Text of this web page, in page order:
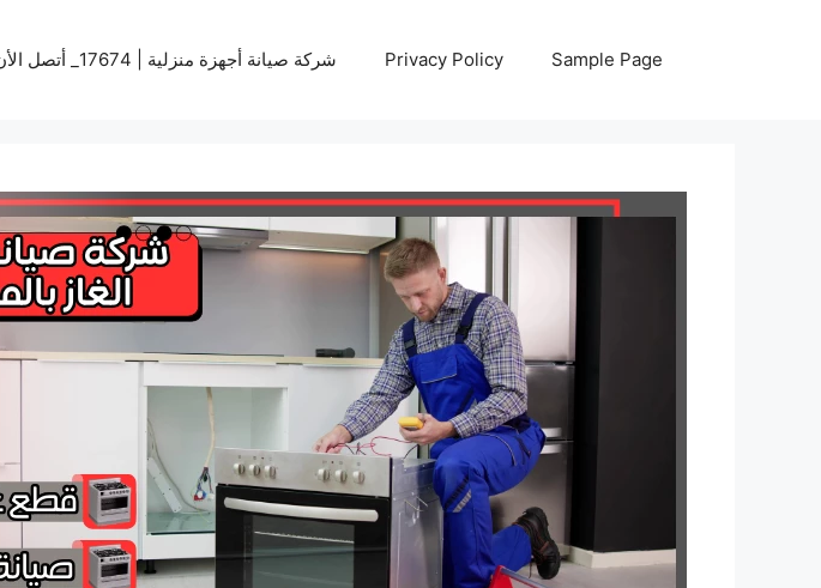
Sample Page
Privacy Policy شركة صيانة أجهزة منزلية | 17674_ أتصل الأن – أون ريبير